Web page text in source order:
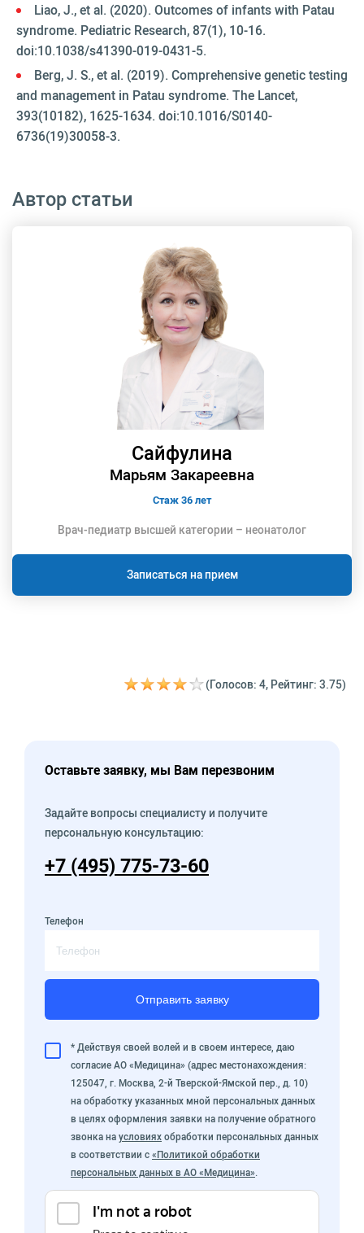
Liao, J., et al. (2020). Outcomes of infants with Patau
syndrome. Pediatric Research, 87(1), 10-16.
doi:10.1038/s41390-019-0431-5.
Berg, J. S., et al. (2019). Comprehensive genetic testing
and management in Patau syndrome. The Lancet,
393(10182), 1625-1634. doi:10.1016/S0140-
6736(19)30058-3.
Автор статьи
Сайфулина
Марьям Закареевна
Стаж 36 лет
Врач-педиатр высшей категории – неонатолог
Записаться на прием
(Голосов: 4, Рейтинг: 3.75)
Оставьте заявку, мы Вам перезвоним
Задайте вопросы специалисту и получите
персональную консультацию:
+7 (495) 775-73-60
Телефон
Отправить заявку
* Действуя своей волей и в своем интересе, даю
согласие АО «Медицина» (адрес местонахождения:
125047, г. Москва, 2-й Тверской-Ямской пер., д. 10)
на обработку указанных мной персональных данных
в целях оформления заявки на получение обратного
звонка на условиях обработки персональных данных
в соответствии с «Политикой обработки
персональных данных в АО «Медицина».